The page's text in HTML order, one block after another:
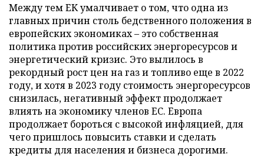
Между тем ЕК умалчивает о том, что одна из
главных причин столь бедственного положения в
европейских экономиках – это собственная
политика против российских энергоресурсов и
энергетический кризис. Это вылилось в
рекордный рост цен на газ и топливо еще в 2022
году, и хотя в 2023 году стоимость энергоресурсов
снизилась, негативный эффект продолжает
влиять на экономику членов ЕС. Европа
продолжает бороться с высокой инфляцией, для
чего пришлось повысить ставки и сделать
кредиты для населения и бизнеса дорогими.